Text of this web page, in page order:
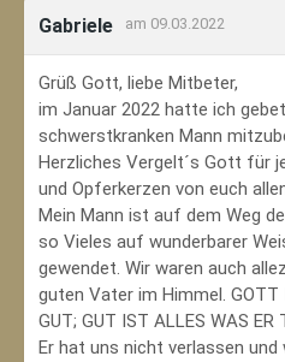
Gabriele am 09.03.2022
Grüß Gott, liebe Mitbeter,
im Januar 2022 hatte ich
schwerstkranken Mann
Herzliches Vergelt´s Gott für
und Opferkerzen von euch
Mein Mann ist auf dem Weg
so Vieles auf wunderbarer
gewendet. Wir waren auch
guten Vater im Himmel. GOTT
GUT; GUT IST ALLES WAS ER
Er hat uns nicht verlassen und